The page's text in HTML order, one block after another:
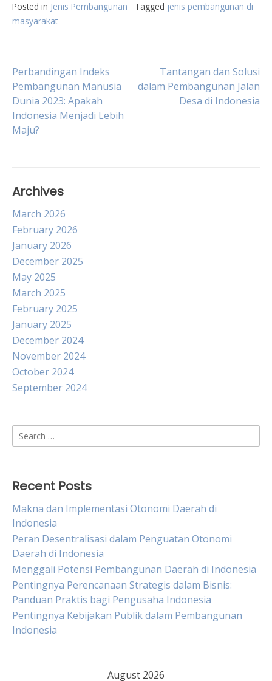
Posted in Jenis Pembangunan Tagged jenis pembangunan di
masyarakat
Post
navigation
Perbandingan Indeks
Pembangunan Manusia
Dunia 2023: Apakah
Indonesia Menjadi Lebih
Maju?
Tantangan dan Solusi
dalam Pembangunan Jalan
Desa di Indonesia
Archives
March 2026
February 2026
January 2026
December 2025
May 2025
March 2025
February 2025
January 2025
December 2024
November 2024
October 2024
September 2024
Search
for:
Recent Posts
Makna dan Implementasi Otonomi Daerah di
Indonesia
Peran Desentralisasi dalam Penguatan Otonomi
Daerah di Indonesia
Menggali Potensi Pembangunan Daerah di Indonesia
Pentingnya Perencanaan Strategis dalam Bisnis:
Panduan Praktis bagi Pengusaha Indonesia
Pentingnya Kebijakan Publik dalam Pembangunan
Indonesia
August 2026